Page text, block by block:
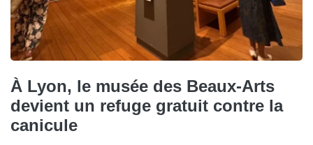
À Lyon, le musée des Beaux-Arts
devient un refuge gratuit contre la
canicule